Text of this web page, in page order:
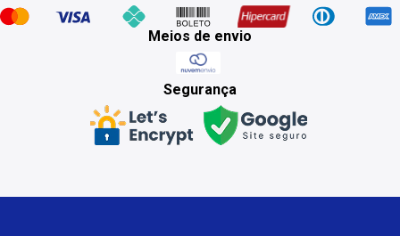
Meios de envio
Segurança